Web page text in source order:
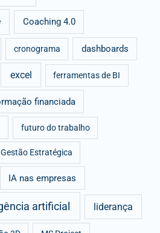
Coaching 4.0
cronograma dashboards
excel ferramentas de BI
financiada
futuro do trabalho
Gestão Estratégica
IA nas empresas
artificial liderança